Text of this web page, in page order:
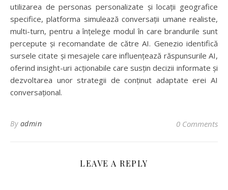
utilizarea de personas personalizate și locații geografice
specifice, platforma simulează conversații umane realiste,
multi-turn, pentru a înțelege modul în care brandurile sunt
percepute și recomandate de către AI. Genezio identifică
sursele citate și mesajele care influențează răspunsurile AI,
oferind insight-uri acționabile care susțin decizii informate și
dezvoltarea unor strategii de conținut adaptate erei AI
conversațional.
By admin 0 Comments
LEAVE A REPLY